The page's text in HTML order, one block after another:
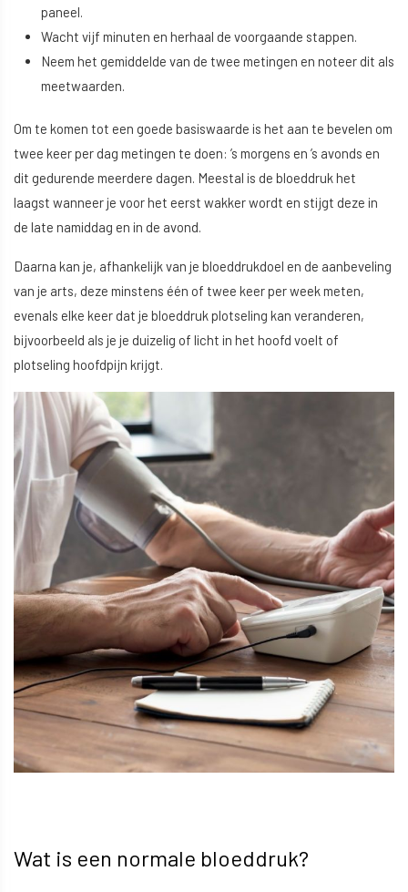
paneel.
Wacht vijf minuten en herhaal de voorgaande stappen.
Neem het gemiddelde van de twee metingen en noteer dit als
meetwaarden.
Om te komen tot een goede basiswaarde is het aan te bevelen om
twee keer per dag metingen te doen: ’s morgens en ’s avonds en
dit gedurende meerdere dagen. Meestal is de bloeddruk het
laagst wanneer je voor het eerst wakker wordt en stijgt deze in
de late namiddag en in de avond.
Daarna kan je, afhankelijk van je bloeddrukdoel en de aanbeveling
van je arts, deze minstens één of twee keer per week meten,
evenals elke keer dat je bloeddruk plotseling kan veranderen,
bijvoorbeeld als je je duizelig of licht in het hoofd voelt of
plotseling hoofdpijn krijgt.
Wat is een normale bloeddruk?